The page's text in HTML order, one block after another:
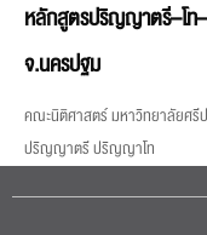
หลักสูตรปริญญาตรี–โท
จ.นครปฐม
คณะนิติศาสตร์ มหาวิทยาลัยศรี
ปริญญาตรี ปริญญาโท